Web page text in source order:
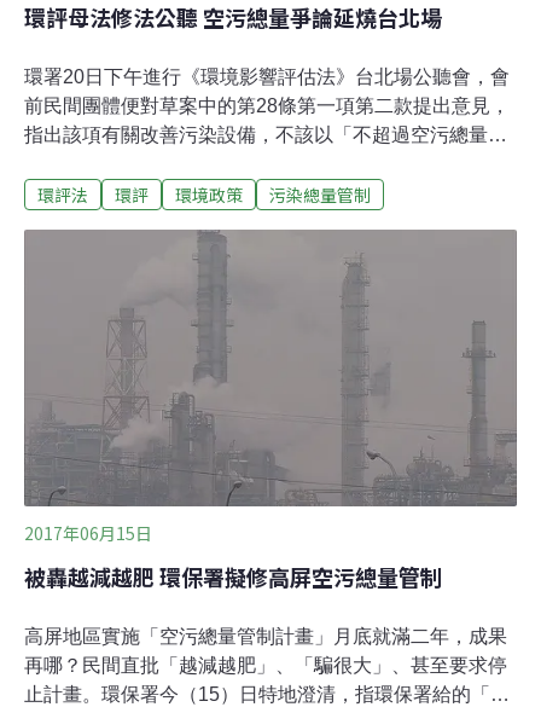
環評母法修法公聽 空污總量爭論延燒台北場
環署20日下午進行《環境影響評估法》台北場公聽會，會
前民間團體便對草案中的第28條第一項第二款提出意見，
指出該項有關改善污染設備，不該以「不超過空污總量」
表」審查，認為此舉對空污的實際減量無益，主張刪除這
環評施行細則修正與上週高雄場的討論中，早已相當明確
的表達反對意見，環署也已經相當瞭解。因詹順貴在會前
致詞，便提醒與會者不需糾結此項，請對其他修正的部分
提出意見。不料，卻再次引起水資源保育聯盟主任粘麗玉
等人的不滿，起身舉起要求刪除該項的海報，而簡報就在
這樣的對峙中展開。此次環評法修法，詹順貴表示主要著
力在提出強化政策環評功能、增進目的事業主管機關角色
功能、明訂環評委員迴避規範、明確書件展延補正規定、
檢討修正環評審查結論效期、新增得變更或廢止環評審查
結論、檢討修訂環評追蹤監督機制、增列應環評之開發
環評法 環評 環境政策 污染總量管制
2017年06月15日
被轟越減越肥 環保署擬修高屏空污總量管制
高屏地區實施「空污總量管制計畫」月底就滿二年，成果
再哪？民間直批「越減越肥」、「騙很大」、甚至要求停
止計畫。環保署今（15）日特地澄清，指環保署給的「認